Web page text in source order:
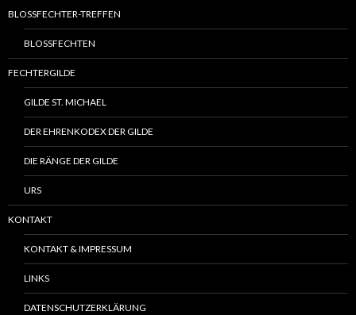
BLOSSFECHTER-TREFFEN
BLOSSFECHTEN
FECHTERGILDE
GILDE ST. MICHAEL
DER EHRENKODEX DER GILDE
DIE RÄNGE DER GILDE
URS
KONTAKT
KONTAKT & IMPRESSUM
LINKS
DATENSCHUTZERKLÄRUNG